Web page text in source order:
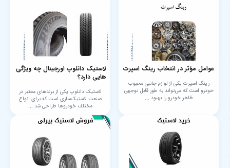
عوامل مؤثر در انتخاب رینگ اسپرت
رینگ اسپرت یکی از لوازم جانبی محبوب
خودرو است که می‌تواند به طور قابل توجهی
ظاهر خودرو را بهبود ...
لاستیک دانلوپ اورجینال چه ویژگی
هایی دارد؟
لاستیک دانلوپ یکی از برندهای معتبر در
صنعت لاستیک‌سازی است که برای انواع
مختلف خودروها طراحی شد ...